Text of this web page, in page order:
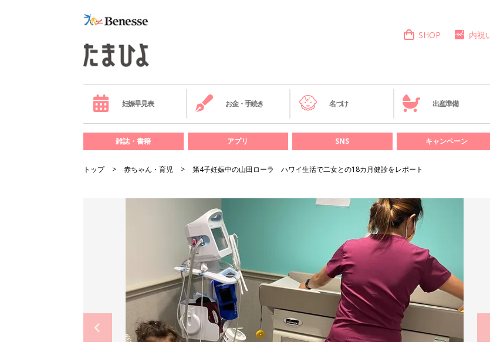
SHOP 内祝
妊娠早見表 お金・手続き 名づけ 出産準備
雑誌・書籍 アプリ SNS キャンペーン
トップ 赤ちゃん・育児 第4子妊娠中の山田ローラ ハワイ生活で二女との18カ月健診をレポート